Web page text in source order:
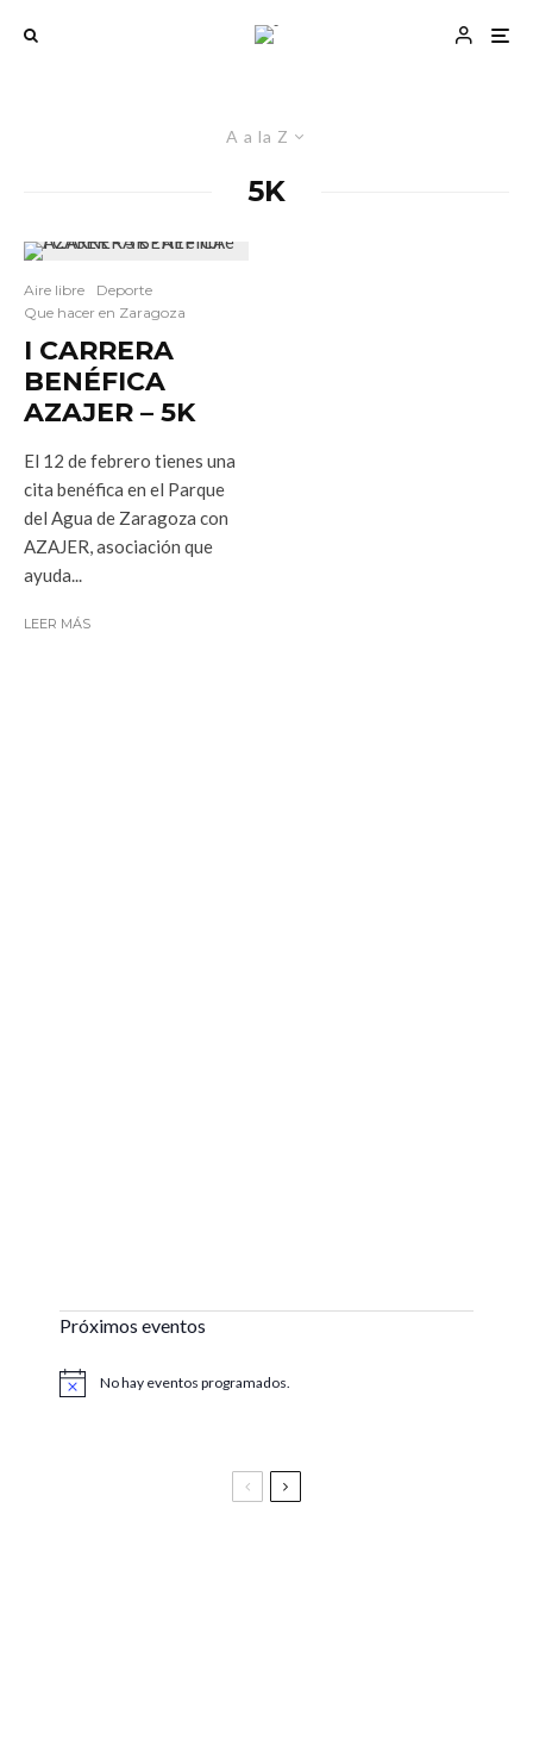
A a la Z
5K
Aire libre
Deporte
Que hacer en Zaragoza
I CARRERA
BENÉFICA
AZAJER – 5K
El 12 de febrero tienes una
cita benéfica en el Parque
del Agua de Zaragoza con
AZAJER, asociación que
ayuda...
LEER MÁS
Próximos eventos
Aviso No hay eventos programados.